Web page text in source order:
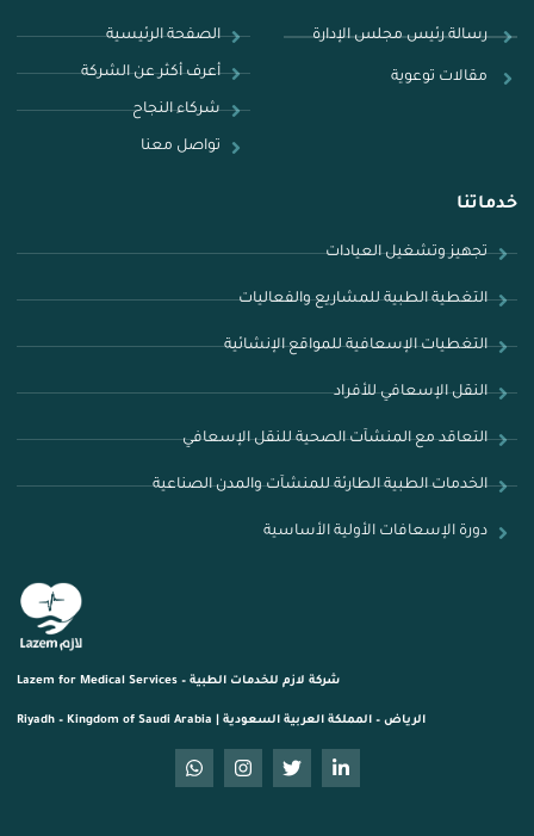
رسالة رئيس مجلس الإدارة
مقالات توعوية
الصفحة الرئيسية
أعرف أكثر عن الشركة
شركاء النجاح​
تواصل معنا
خدماتنا
تجهيز وتشغيل العيادات
التغطية الطبية للمشاريع والفعاليات
التغطيات الإسعافية للمواقع الإنشائية
النقل الإسعافي للأفراد
التعاقد مع المنشآت الصحية للنقل الإسعافي
الخدمات الطبية الطارئة للمنشآت والمدن الصناعية
دورة الإسعافات الأولية الأساسية
شركة لازم للخدمات الطبية – Lazem for Medical Services
الرياض – المملكة العربية السعودية | Riyadh – Kingdom of Saudi Arabia